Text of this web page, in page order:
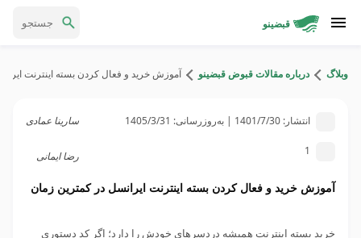
قبضینو
وبلاگ درباره مقالات قبوض قبضینو آموزش خرید و فعال کردن بسته‌ اینترنت
انتشار: 1401/7/30 | به‌روزرسانی: 1405/3/31 سارینا عمادی
رضا ایمانی
آموزش خرید و فعال کردن بسته‌ اینترنت ایرانسل در کمترین زمان
خرید بسته اینترنت همیشه دردسرهای خودش را دارد؛ اگر کد دستوری